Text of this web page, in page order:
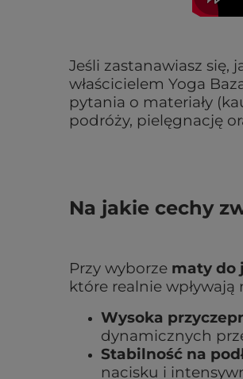
Jeśli zastanawiasz
właścicielem Yoga
pytania o materiały
podróży, pielęgnację
Na jakie cechy
Przy wyborze maty do
które realnie
Wysoka
dynamicznych
Stabilność na
nacisku i